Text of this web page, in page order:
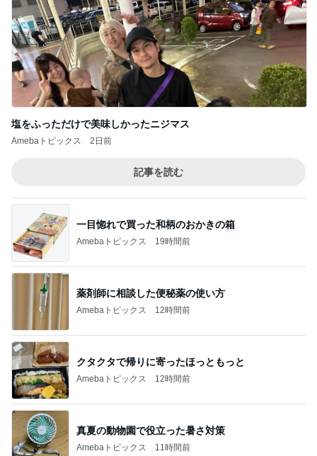
塩をふっただけで美味しかったニジマス
Amebaトピックス 2日前
記事を読む
一目惚れで買った和柄のおかきの箱
Amebaトピックス 19時間前
薬剤師に相談した便秘薬の使い方
Amebaトピックス 12時間前
クタクタで帰りに寄ったほっともっと
Amebaトピックス 12時間前
真夏の動物園で役立った暑さ対策
Amebaトピックス 11時間前